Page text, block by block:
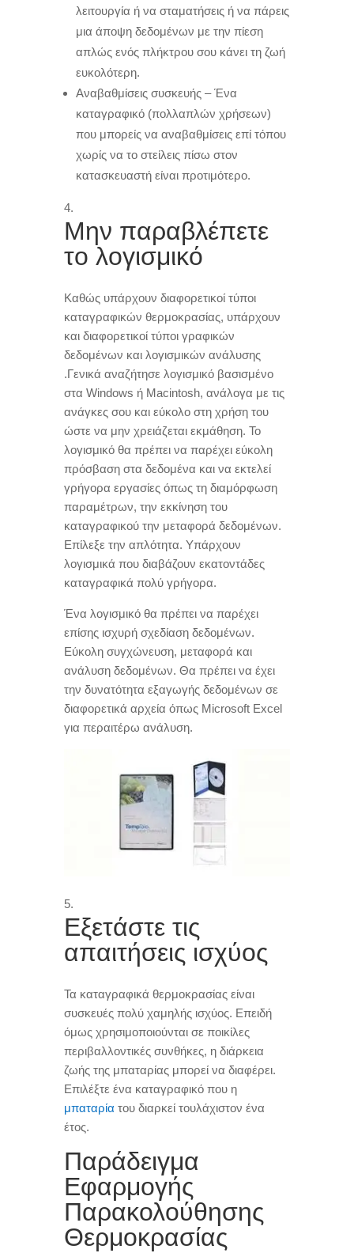
λειτουργία ή να σταματήσεις ή να πάρεις
μια άποψη δεδομένων με την πίεση
απλώς ενός πλήκτρου σου κάνει τη ζωή
ευκολότερη.
Αναβαθμίσεις συσκευής – Ένα
καταγραφικό(πολλαπλών χρήσεων)
που μπορείς να αναβαθμίσεις επί τόπου
χωρίς να το στείλεις πίσω στον
κατασκευαστή είναι προτιμότερο.
Μην παραβλέπετε
το λογισμικό
Καθώς υπάρχουν διαφορετικοί τύποι
καταγραφικών θερμοκρασίας, υπάρχουν
και διαφορετικοί τύποι γραφικών
δεδομένων και λογισμικών ανάλυσης
.Γενικά αναζήτησε λογισμικό βασισμένο
στα Windows ή Macintosh, ανάλογα με τις
ανάγκες σου και εύκολο στη χρήση του
ώστε να μην χρειάζεται εκμάθηση. Το
λογισμικό θα πρέπει να παρέχει εύκολη
πρόσβαση στα δεδομένα και να εκτελεί
γρήγορα εργασίες όπως τη διαμόρφωση
παραμέτρων, την εκκίνηση του
καταγραφικού την μεταφορά δεδομένων.
Επίλεξε την απλότητα. Υπάρχουν
λογισμικά που διαβάζουν εκατοντάδες
καταγραφικά πολύ γρήγορα.
Ένα λογισμικό θα πρέπει να παρέχει
επίσης ισχυρή σχεδίαση δεδομένων.
Εύκολη συγχώνευση, μεταφορά και
ανάλυση δεδομένων. Θα πρέπει να έχει
την δυνατότητα εξαγωγής δεδομένων σε
διαφορετικά αρχεία όπως Microsoft Excel
για περαιτέρω ανάλυση.
Εξετάστε τις
απαιτήσεις ισχύος
Τα καταγραφικά θερμοκρασίας είναι
συσκευές πολύ χαμηλής ισχύος. Επειδή
όμως χρησιμοποιούνται σε ποικίλες
περιβαλλοντικές συνθήκες, η διάρκεια
ζωής της μπαταρίας μπορεί να διαφέρει.
Επιλέξτε ένα καταγραφικό που η
μπαταρία του διαρκεί τουλάχιστον ένα
έτος.
Παράδειγμα
Εφαρμογής
Παρακολούθησης
Θερμοκρασίας